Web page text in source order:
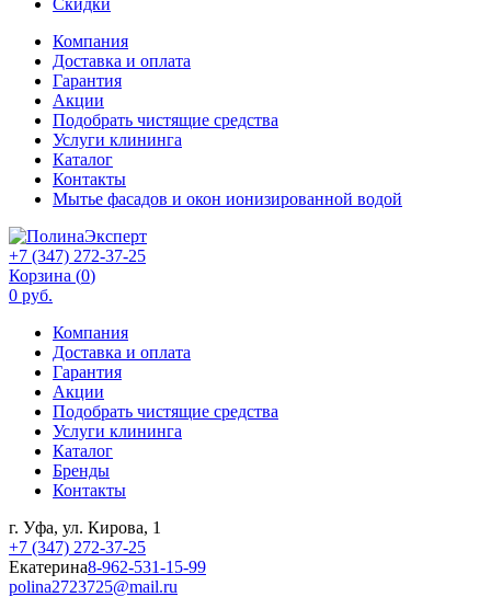
Скидки
Компания
Доставка и оплата
Гарантия
Акции
Подобрать чистящие средства
Услуги клининга
Каталог
Контакты
Мытье фасадов и окон ионизированной водой
+7 (347) 272-37-25
Корзина (0)
0 руб.
Компания
Доставка и оплата
Гарантия
Акции
Подобрать чистящие средства
Услуги клининга
Каталог
Бренды
Контакты
г. Уфа, ул. Кирова, 1
+7 (347) 272-37-25
Екатерина8-962-531-15-99
polina2723725@mail.ru